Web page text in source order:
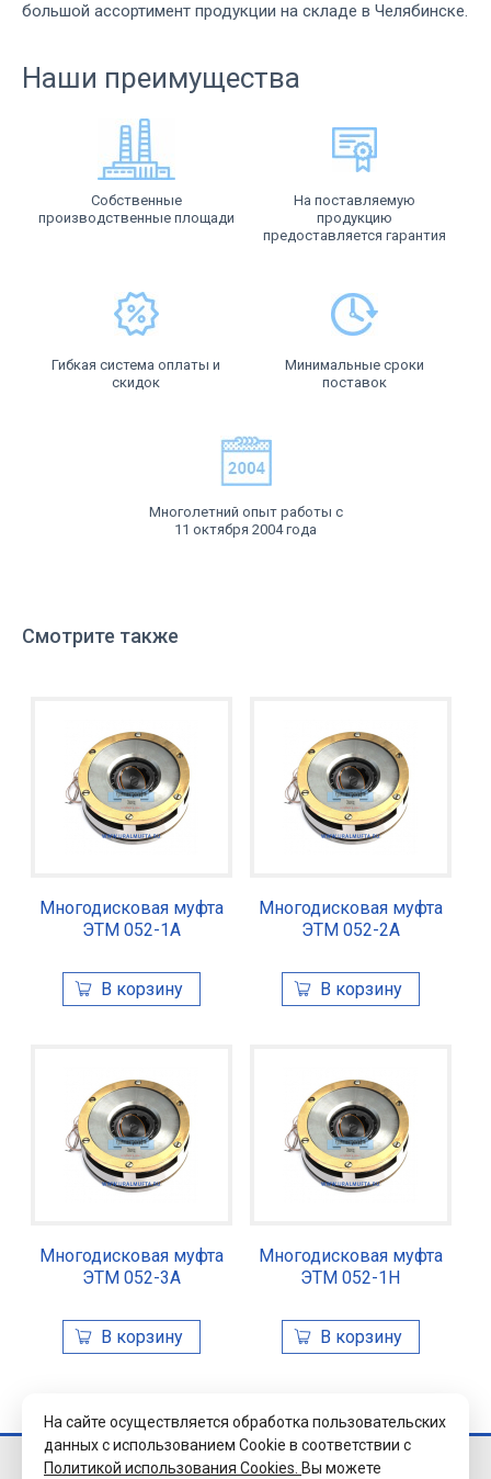
большой ассортимент продукции на складе в Челябинске.
Наши преимущества
Собственные
производственные площади
На поставляемую
продукцию
предоставляется гарантия
Гибкая система оплаты и
скидок
Минимальные сроки
поставок
Многолетний опыт работы с
11 октября 2004 года
Смотрите также
Многодисковая муфта
ЭТМ 052-1А
Многодисковая муфта
ЭТМ 052-2А
Многодисковая муфта
ЭТМ 052-3А
Многодисковая муфта
ЭТМ 052-1Н
© 2026 Завод
На сайте осуществляется обработка пользовательских
данных с использованием Cookie в соответствии с
Политикой использования Cookies. Вы можете